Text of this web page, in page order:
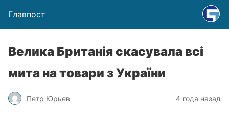
Главпост
Велика Британія скасувала всі
мита на товари з України
Петр Юрьев 4 года назад